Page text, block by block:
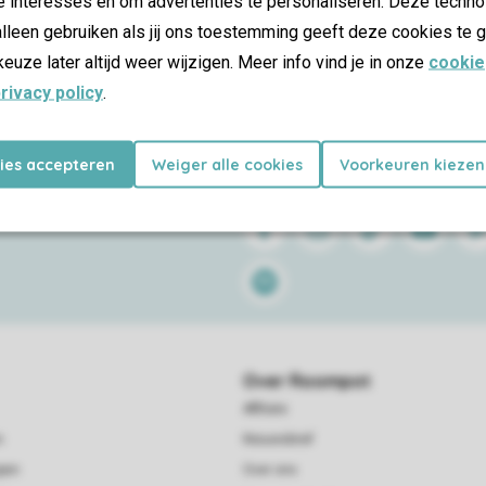
gebruiken als jij ons toestemming geeft deze cookies te
later altijd weer wijzigen. Meer info vind je in onze cookie
policy.
accepteren Weiger alle cookies Voorkeuren kiezen
Follow Us
Spotify
Over Roompot